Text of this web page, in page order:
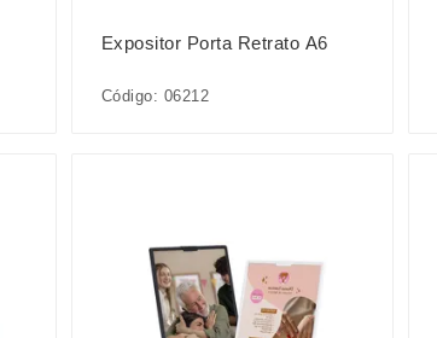
Expositor Porta Retrato A6
Código: 06212